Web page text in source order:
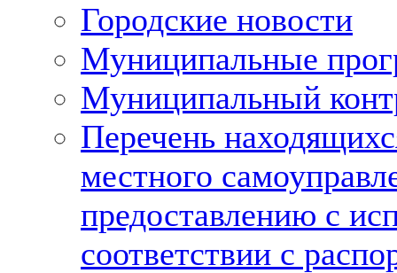
Городские новости
Муниципальные
Муниципальный
Перечень
местного
предоставлению с
соответствии с